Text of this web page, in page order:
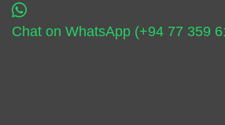
Chat on WhatsApp (+94 77 359